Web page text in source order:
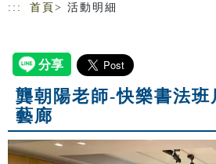
::: 首頁 > 活動明細
龔朝陽老師-快樂書法
藝廊